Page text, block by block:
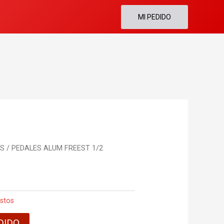
MI PEDIDO
/ PEDALES ALUM FREEST 1/2